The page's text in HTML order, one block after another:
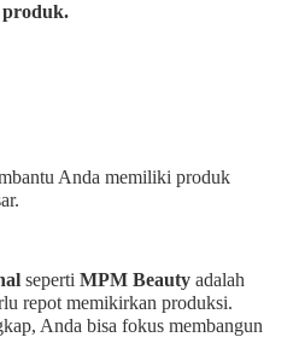
produk.
Anda memiliki produk
seperti MPM Beauty adalah
repot memikirkan produksi.
Anda bisa fokus membangun